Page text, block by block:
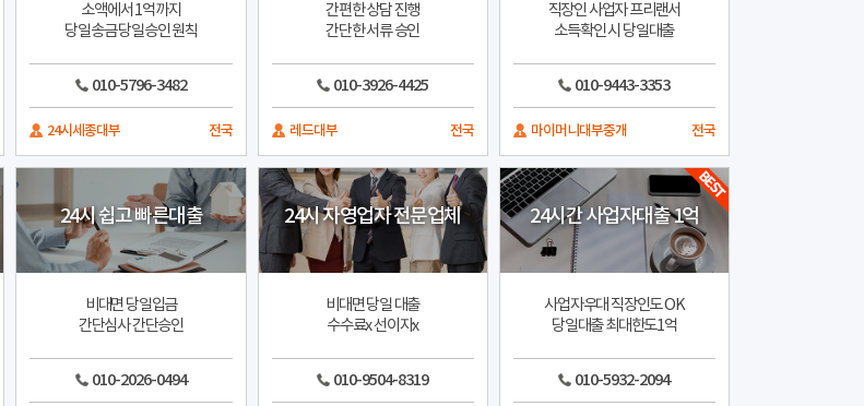
소액에서 1억까지
당일송금 당일승인 원칙
010-5796-3482
24시세종대부 전국
간편한 상담 진행
간단한 서류 승인
010-3926-4425
레드대부 전국
직장인 사업자 프리랜서
소득확인 시 당일대출
010-9443-3353
마이머니대부중개 전국
24시 쉽고 빠른대출
비대면 당일입금
간단심사 간단승인
010-2026-0494
24시 자영업자 전문업체
비대면 당일 대출
수수료x 선이자x
010-9504-8319
24시간 사업자대출 1억
사업자우대 직장인도 OK
당일대출 최대한도1억
010-5932-2094